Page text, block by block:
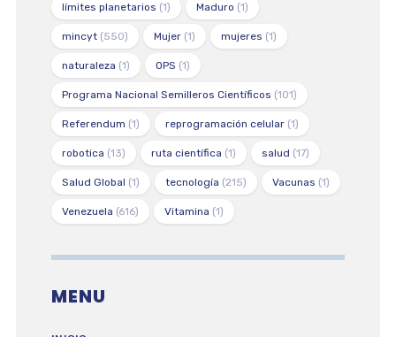
límites planetarios (1) Maduro (1)
mincyt(550) Mujer(1) mujeres (1)
naturaleza (1) OPS (1)
Programa Nacional Semilleros Científicos (101)
Referendum (1) reprogramación celular(1)
robotica (13) ruta científica (1) salud (17)
Salud Global (1) tecnología (215) Vacunas (1)
Venezuela (616) Vitamina (1)
MENU